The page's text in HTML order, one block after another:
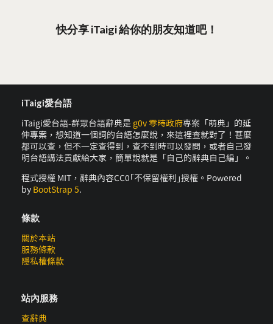
快分享 iTaigi 給你的朋友知道吧！
iTaigi愛台語
iTaigi愛台語-群眾台語辭典是 g0v 零時政府專案「萌典」的延
伸專案，想知道一個詞的台語怎麼說，來這裡查就對了！甚麼
都可以查，但不一定查得到，查不到時可以發問，或者自己發
明台語講法貢獻給大家，簡單說就是「自己的辭典自己編」。
程式授權 MIT，辭典內容CC0｢不保留權利｣授權。Powered
by BootStrap 5.
條款
關於本站
服務條款
隱私權條款
站內服務
查辭典